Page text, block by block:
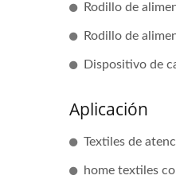
Rodillo de
Rodillo de
Dispositivo de
Aplicación
Textiles de
home textiles